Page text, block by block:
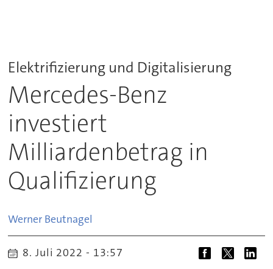
Elektrifizierung und Digitalisierung
Mercedes-Benz
investiert
Milliardenbetrag in
Qualifizierung
Werner Beutnagel
8. Juli 2022 - 13:57